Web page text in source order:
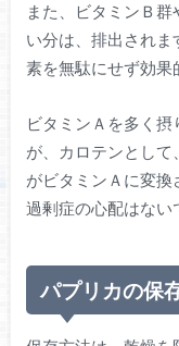
また、ビタミンＢ
い分は、排出され
素を無駄にせず効果
ビタミンＡを多く
が、カロテンとし
がビタミンＡに変
過剰症の心配はない
パプリカの保